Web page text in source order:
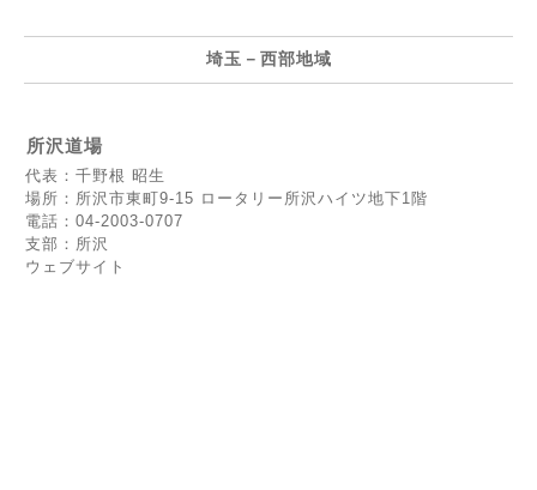
埼玉－西部地域
所沢道場
代表：千野根 昭生
場所：所沢市東町9-15 ロータリー所沢ハイツ地下1階
電話：04-2003-0707
支部：所沢
ウェブサイト